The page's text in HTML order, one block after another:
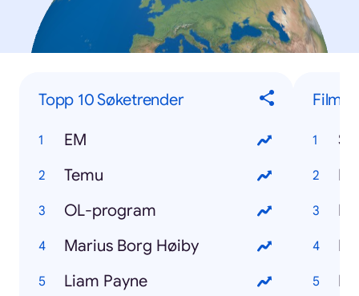
Topp 10 Søketrender
EM
Temu
OL-program
Marius Borg Høiby
Liam Payne
Film